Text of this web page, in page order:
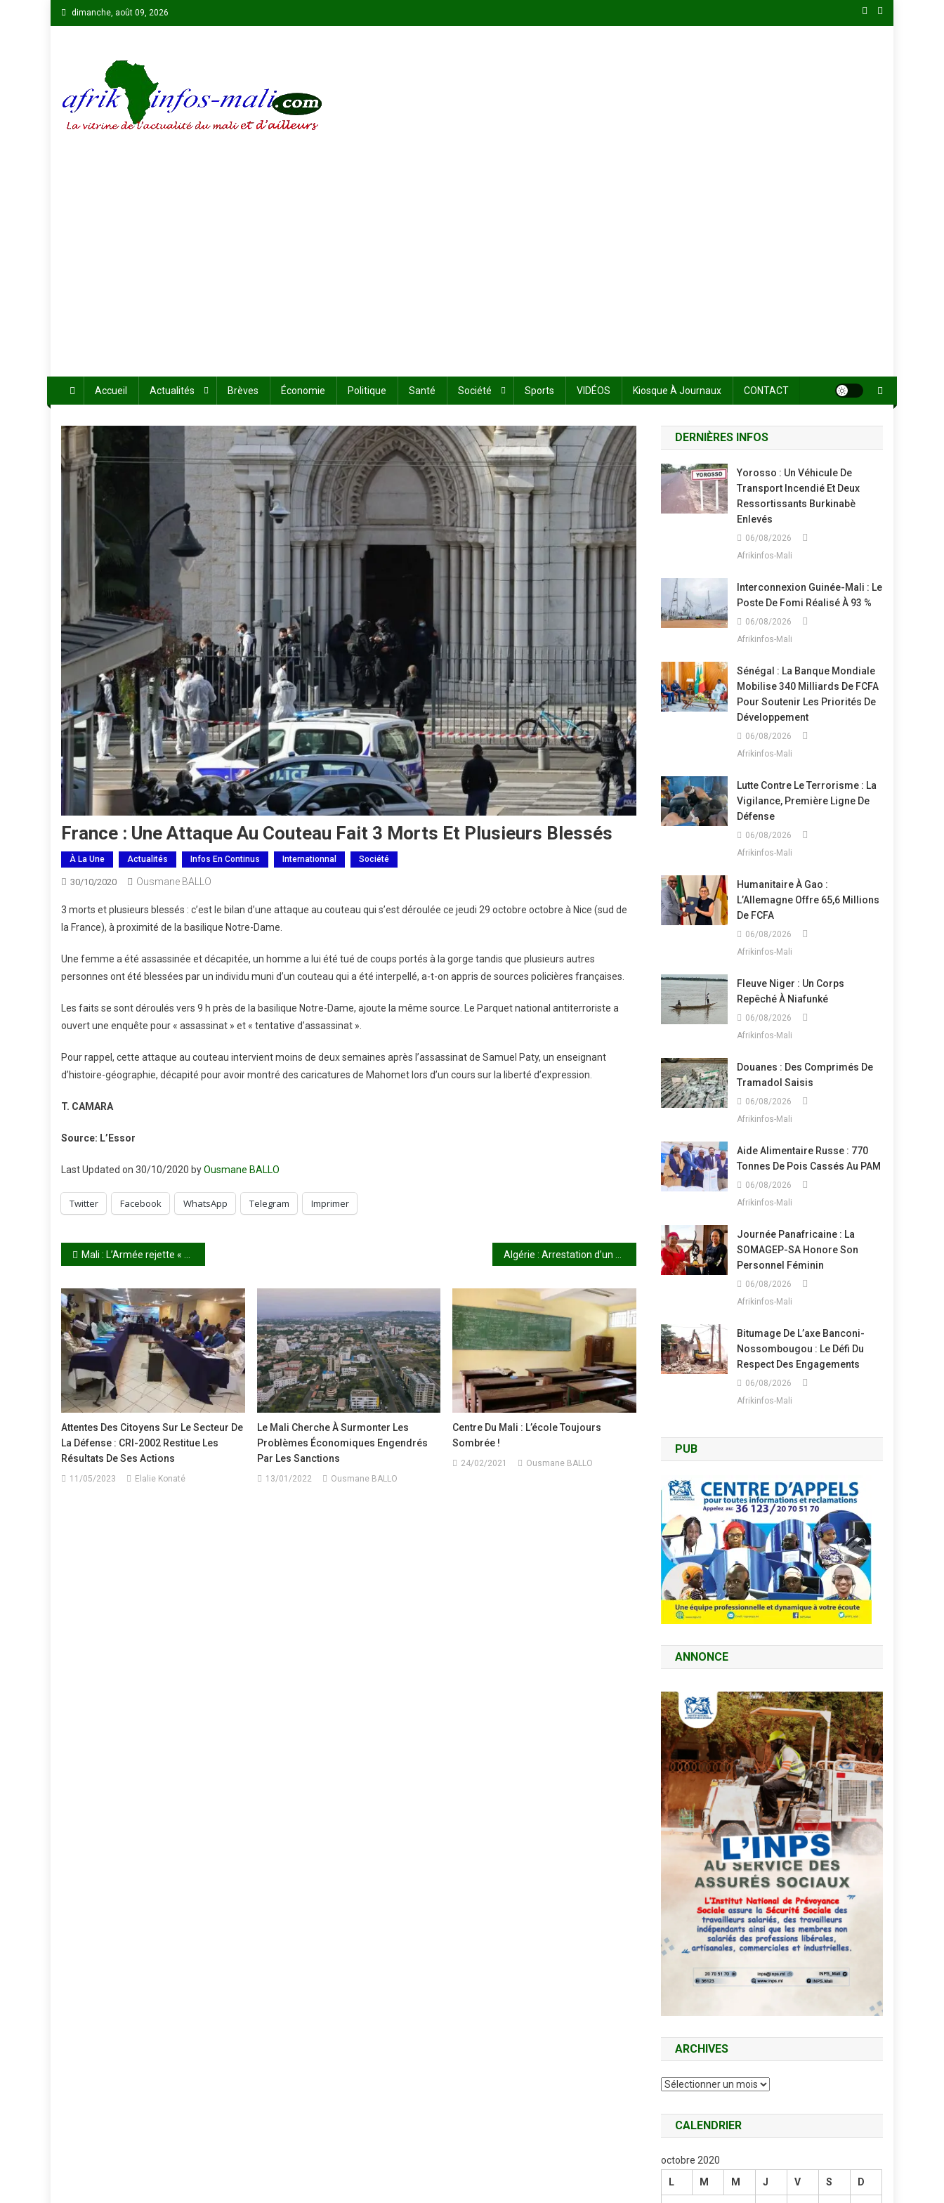
Skip
to
dimanche, août 09, 2026
Accueil Actualités Brèves Économie Politique Santé Société Sports VIDÉOS Kiosque À Journaux CONTACT
France : Une Attaque Au Couteau Fait 3 Morts Et Plusieurs Blessés
À La Une Actualités Infos En Continus Internationnal Société
30/10/2020 Ousmane BALLO
3 morts et plusieurs blessés : c’est le bilan d’une attaque au couteau qui s’est déroulée ce jeudi 29 octobre octobre à Nice (sud de
la France), à proximité de la basilique Notre-Dame.
Une femme a été assassinée et décapitée, un homme a lui été tué de coups portés à la gorge tandis que plusieurs autres
personnes ont été blessées par un individu muni d’un couteau qui a été interpellé, a-t-on appris de sources policières françaises.
Les faits se sont déroulés vers 9 h près de la basilique Notre-Dame, ajoute la même source. Le Parquet national antiterroriste a
ouvert une enquête pour « assassinat » et « tentative d’assassinat ».
Pour rappel, cette attaque au couteau intervient moins de deux semaines après l’assassinat de Samuel Paty, un enseignant
d’histoire-géographie, décapité pour avoir montré des caricatures de Mahomet lors d’un cours sur la liberté d’expression.
T. CAMARA
Source: L’Essor
Last Updated on 30/10/2020 byOusmane BALLO
Twitter Facebook WhatsApp Telegram Imprimer
Navigation
de
l’article
Mali : L’Armée rejette « des rumeurs d’exactions » dans la région de Mopti
Attentes Des Citoyens Sur Le Secteur De
La Défense : CRI-2002 Restitue Les
Résultats De Ses Actions
11/05/2023 Elalie Konaté
Le Mali Cherche À Surmonter Les
Problèmes Économiques Engendrés
Par Les Sanctions
13/01/2022 Ousmane BALLO
Centre Du Mali : L’école Toujours
Sombrée !
24/02/2021 Ousmane BALLO
DERNIÈRES INFOS
Yorosso : Un Véhicule De
Transport Incendié Et Deux
Ressortissants Burkinabè
Enlevés
06/08/2026
Afrikinfos-Mali
Interconnexion Guinée-Mali : Le
Poste De Fomi Réalisé À 93 %
06/08/2026
Afrikinfos-Mali
Sénégal : La Banque Mondiale
Mobilise 340 Milliards De FCFA
Pour Soutenir Les Priorités De
Développement
06/08/2026
Afrikinfos-Mali
Lutte Contre Le Terrorisme : La
Vigilance, Première Ligne De
Défense
06/08/2026
Afrikinfos-Mali
Humanitaire À Gao :
L’Allemagne Offre 65,6 Millions
De FCFA
06/08/2026
Afrikinfos-Mali
Fleuve Niger : Un Corps
Repêché À Niafunké
06/08/2026
Afrikinfos-Mali
Douanes : Des Comprimés De
Tramadol Saisis
06/08/2026
Afrikinfos-Mali
Aide Alimentaire Russe : 770
Tonnes De Pois Cassés Au PAM
06/08/2026
Afrikinfos-Mali
Journée Panafricaine : La
SOMAGEP-SA Honore Son
Personnel Féminin
06/08/2026
Afrikinfos-Mali
Bitumage De L’axe Banconi-
Nossombougou : Le Défi Du
Respect Des Engagements
06/08/2026
Afrikinfos-Mali
PUB
ANNONCE
ARCHIVES
Archives
CALENDRIER
octobre 2020
L
M M J V S D